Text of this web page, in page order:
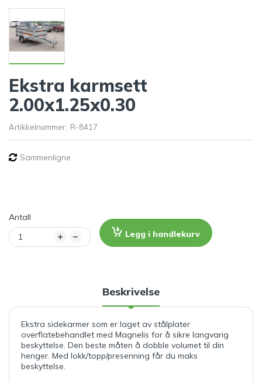
Ekstra karmsett
2.00x1.25x0.30
Artikkelnummer: R-8417
Sammenligne
Antall
Legg i handlekurv
Beskrivelse
Ekstra sidekarmer som er laget av stålplater
overflatebehandlet med Magnelis for å sikre langvarig
beskyttelse. Den beste måten å dobble volumet til din
henger. Med lokk/topp/presenning får du maks
beskyttelse.